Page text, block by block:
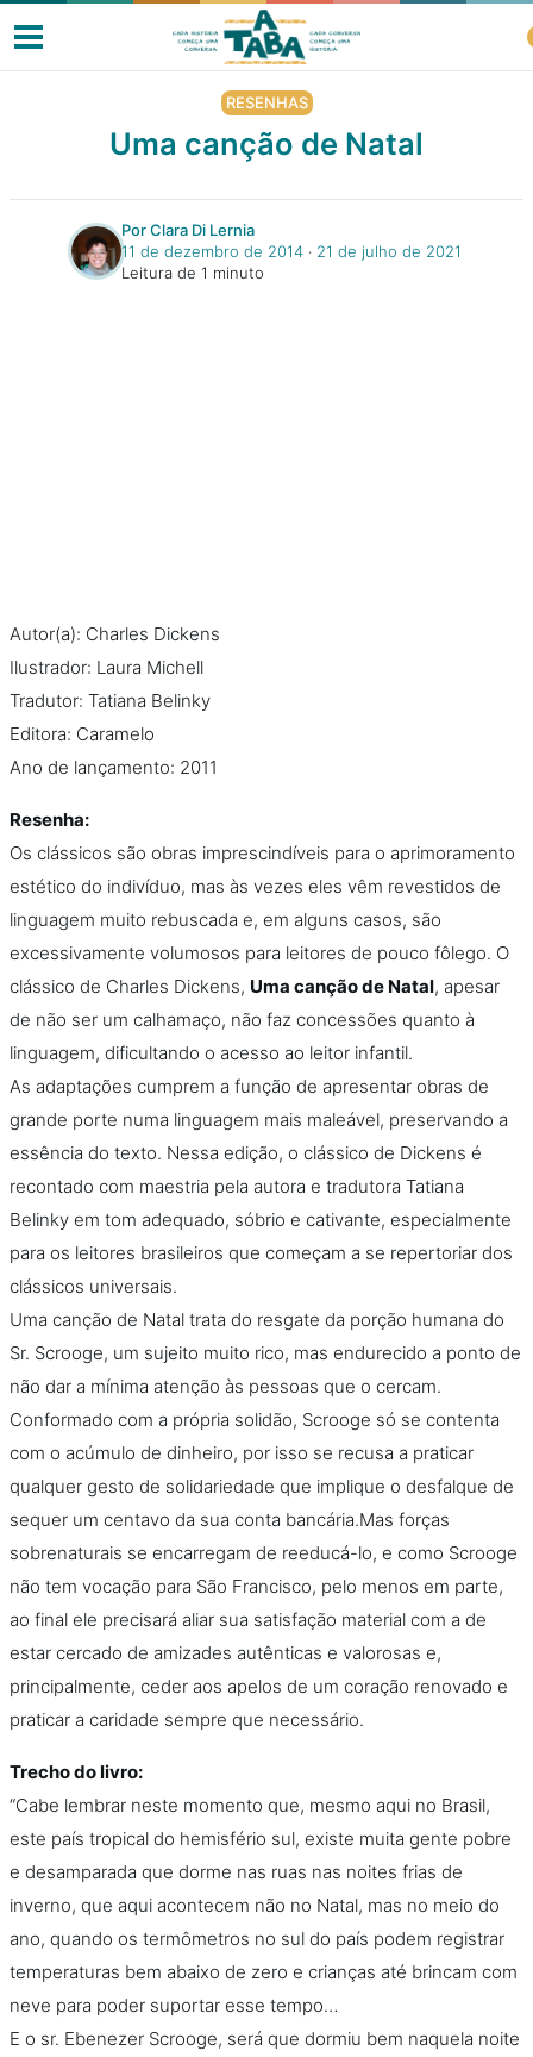
Livros
Resenhas
Colunas
Conteúdos
Colecionáveis
Cursos On line
E-Books
Eventos
Podcast
Assine
Taba na Escola
RESENHAS
Uma canção de Natal
Por Clara Di Lernia
11 de dezembro de 2014 ‧ 21 de julho de 2021
Leitura de 1 minuto
Autor(a): Charles Dickens
Ilustrador: Laura Michell
Tradutor: Tatiana Belinky
Editora: Caramelo
Ano de lançamento: 2011
Resenha:
Os clássicos são obras imprescindíveis para o aprimoramento
estético do indivíduo, mas às vezes eles vêm revestidos de
linguagem muito rebuscada e, em alguns casos, são
excessivamente volumosos para leitores de pouco fôlego. O
clássico de Charles Dickens, Uma canção de Natal, apesar
de não ser um calhamaço, não faz concessões quanto à
linguagem, dificultando o acesso ao leitor infantil.
As adaptações cumprem a função de apresentar obras de
grande porte numa linguagem mais maleável, preservando a
essência do texto. Nessa edição, o clássico de Dickens é
recontado com maestria pela autora e tradutora Tatiana
Belinky em tom adequado, sóbrio e cativante, especialmente
para os leitores brasileiros que começam a se repertoriar dos
clássicos universais.
Uma canção de Natal trata do resgate da porção humana do
Sr. Scrooge, um sujeito muito rico, mas endurecido a ponto de
não dar a mínima atenção às pessoas que o cercam.
Conformado com a própria solidão, Scrooge só se contenta
com o acúmulo de dinheiro, por isso se recusa a praticar
qualquer gesto de solidariedade que implique o desfalque de
sequer um centavo da sua conta bancária.Mas forças
sobrenaturais se encarregam de reeducá-lo, e como Scrooge
não tem vocação para São Francisco, pelo menos em parte,
ao final ele precisará aliar sua satisfação material com a de
estar cercado de amizades autênticas e valorosas e,
principalmente, ceder aos apelos de um coração renovado e
praticar a caridade sempre que necessário.
Trecho do livro:
“Cabe lembrar neste momento que, mesmo aqui no Brasil,
este país tropical do hemisfério sul, existe muita gente pobre
e desamparada que dorme nas ruas nas noites frias de
inverno, que aqui acontecem não no Natal, mas no meio do
ano, quando os termômetros no sul do país podem registrar
temperaturas bem abaixo de zero e crianças até brincam com
neve para poder suportar esse tempo…
E o sr. Ebenezer Scrooge, será que dormiu bem naquela noite